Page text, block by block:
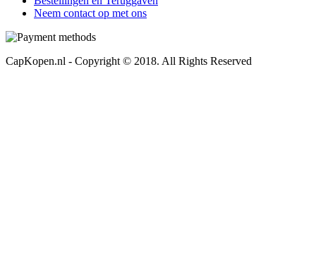
Neem contact op met ons
CapKopen.nl - Copyright © 2018. All Rights Reserved